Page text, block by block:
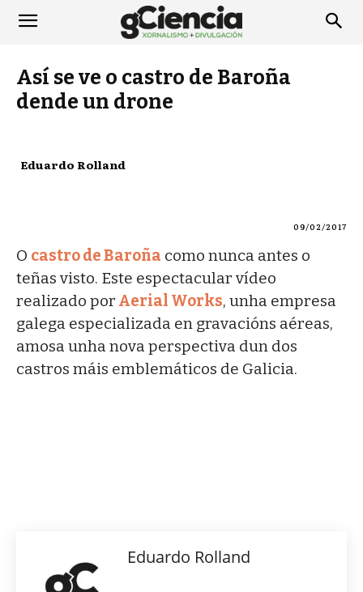
Así se ve o castro de Baroña
dende un drone
Eduardo Rolland
09/02/2017
O castro de Baroña como nunca antes o
teñas visto. Este espectacular vídeo
realizado por Aerial Works, unha empresa
galega especializada en gravacións aéreas,
amosa unha nova perspectiva dun dos
castros máis emblemáticos de Galicia.
Eduardo Rolland